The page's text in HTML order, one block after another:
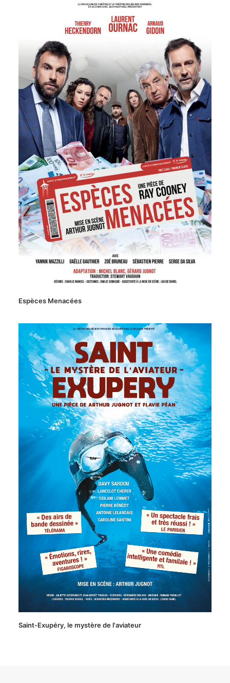
Espèces Menacées
Saint-Exupéry, le mystère de l'aviateur